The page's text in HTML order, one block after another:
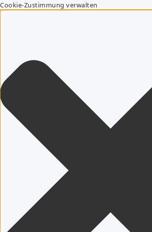
Cookie-Zustimmung verwalten